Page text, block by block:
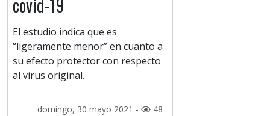
covid-19
El estudio indica que es
“ligeramente menor” en cuanto a
su efecto protector con respecto
al virus original.
domingo, 30 mayo 2021 - 48